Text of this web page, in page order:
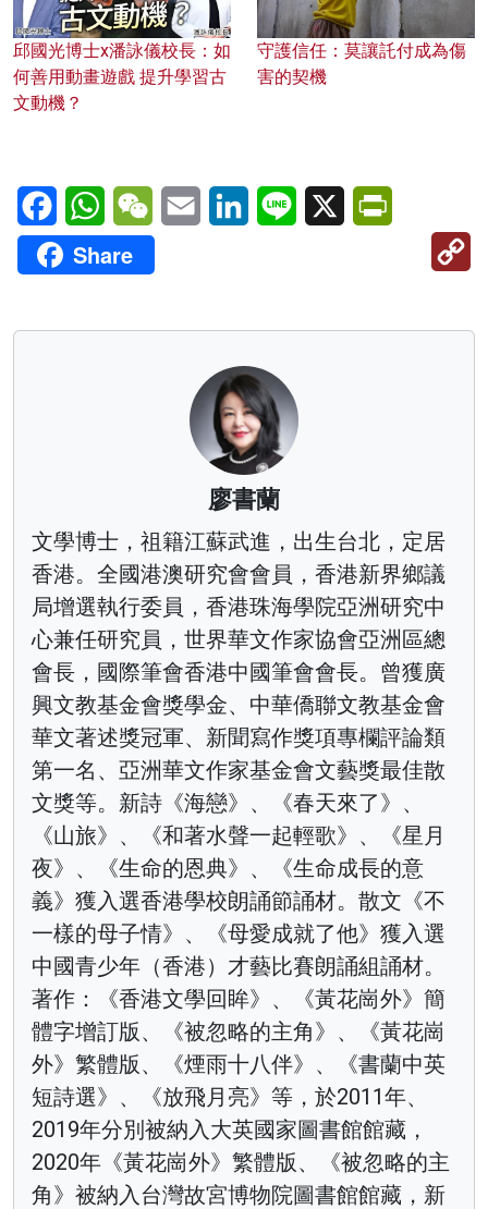
邱國光博士x潘詠儀校長：如
何善用動畫遊戲 提升學習古
文動機？
守護信任：莫讓託付成為傷
害的契機
FacebookWhatsAppWeChatEmail LinkedInLine X
Share
廖書蘭
文學博士，祖籍江蘇武進，出生台北，定居
香港。全國港澳研究會會員，香港新界鄉議
局增選執行委員，香港珠海學院亞洲研究中
心兼任研究員，世界華文作家協會亞洲區總
會長，國際筆會香港中國筆會會長。曾獲廣
興文教基金會獎學金、中華僑聯文教基金會
華文著述獎冠軍、新聞寫作獎項專欄評論類
第一名、亞洲華文作家基金會文藝獎最佳散
文獎等。新詩《海戀》、《春天來了》、
《山旅》、《和著水聲一起輕歌》、《星月
夜》、《生命的恩典》、《生命成長的意
義》獲入選香港學校朗誦節誦材。散文《不
一樣的母子情》、《母愛成就了他》獲入選
中國青少年（香港）才藝比賽朗誦組誦材。
著作：《香港文學回眸》、《黃花崗外》簡
體字增訂版、《被忽略的主角》、《黃花崗
外》繁體版、《煙雨十八伴》、《書蘭中英
短詩選》、《放飛月亮》等，於2011年、
2019年分別被納入大英國家圖書館館藏，
2020年《黃花崗外》繁體版、《被忽略的主
角》被納入台灣故宮博物院圖書館館藏，新